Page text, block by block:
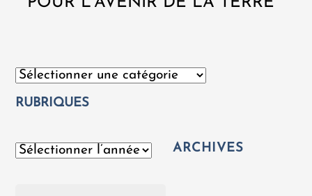
Catégories
RUBRIQUES
Archives ARCHIVES